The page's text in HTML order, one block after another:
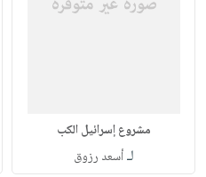
مشروع إسرائيل الكب
لـأسعد رزوق